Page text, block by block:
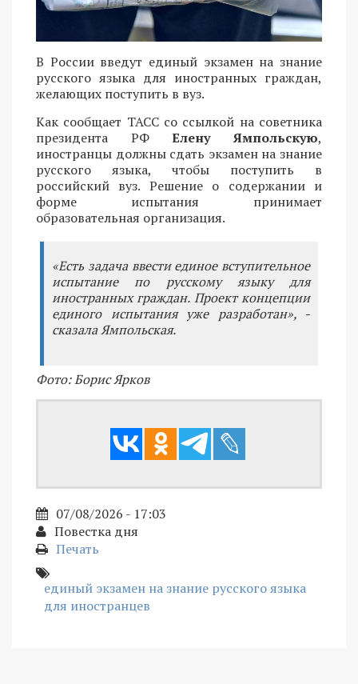
В России введут единый экзамен на знание
русского языка для иностранных граждан,
желающих поступить в вуз.
Как сообщает ТАСС со ссылкой на советника
президента РФЕлену Ямпольскую,
иностранцы должны сдать экзамен на знание
русского языка, чтобы поступить в
российский вуз. Решение о содержании и
форме испытания принимает
образовательная организация.
«Есть задача ввести единое вступительное
испытание по русскому языку для
иностранных граждан. Проект концепции
единого испытания уже разработан», -
сказала Ямпольская.
Фото: Борис Ярков
07/08/2026 - 17:03
Повестка дня
Печать
единый экзамен на знание русского языка
для иностранцев